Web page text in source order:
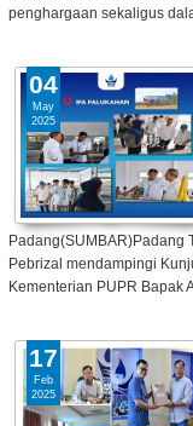
penghargaan sekaligus
Padang(SUMBAR)Padang
Pebrizal mendampingi
Kementerian PUPR Bapak
04
May
2025
17
Feb
2025